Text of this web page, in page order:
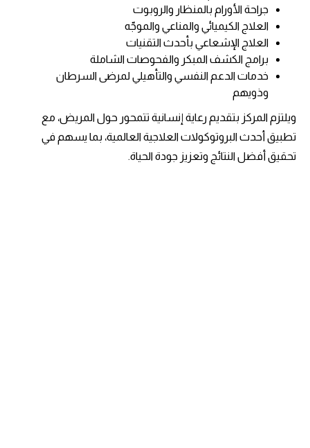
جراحة الأورام بالمنظار والروبوت
العلاج الكيميائي والمناعي والموجّه
العلاج الإشعاعي بأحدث التقنيات
برامج الكشف المبكر والفحوصات الشاملة
خدمات الدعم النفسي والتأهيلي لمرضى السرطان
وذويهم
ويلتزم المركز بتقديم رعاية إنسانية تتمحور حول المريض، مع
تطبيق أحدث البروتوكولات العلاجية العالمية، بما يسهم في
تحقيق أفضل النتائج وتعزيز جودة الحياة.